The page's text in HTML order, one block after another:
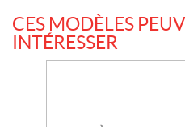
CES MODÈLES
INTÉRESSER